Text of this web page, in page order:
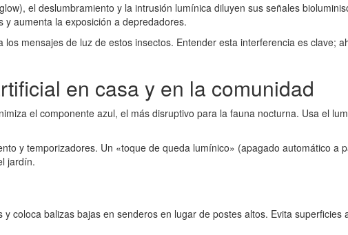
el deslumbramiento y la intrusión lumínica diluyen sus señales
aumenta la exposición a depredadores.
mensajes de luz de estos insectos. Entender esta interferencia es clave;
en casa y en la comunidad
el componente azul, el más disruptivo para la fauna nocturna. Usa el
y temporizadores. Un «toque de queda lumínico» (apagado automático a
jardín.
coloca balizas bajas en senderos en lugar de postes altos. Evita